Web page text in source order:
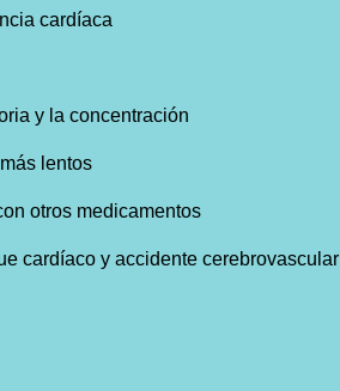
cardíaca
y la concentración
lentos
otros medicamentos
cardíaco y accidente cerebrovascular